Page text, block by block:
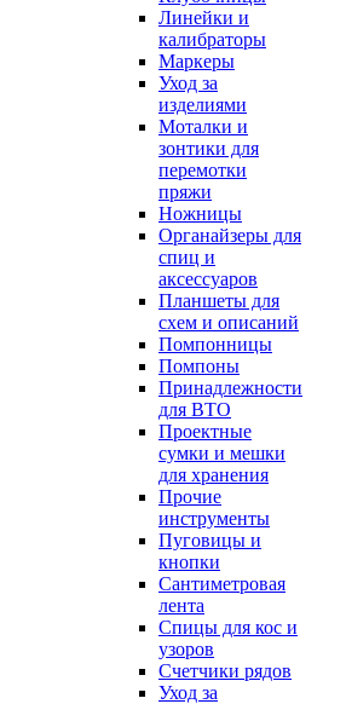
Линейки и
калибраторы
Маркеры
Уход за
изделиями
Моталки и
зонтики для
перемотки
пряжи
Ножницы
Органайзеры для
спиц и
аксессуаров
Планшеты для
схем и описаний
Помпонницы
Помпоны
Принадлежности
для ВТО
Проектные
сумки и мешки
для хранения
Прочие
инструменты
Пуговицы и
кнопки
Сантиметровая
лента
Спицы для кос и
узоров
Счетчики рядов
Уход за